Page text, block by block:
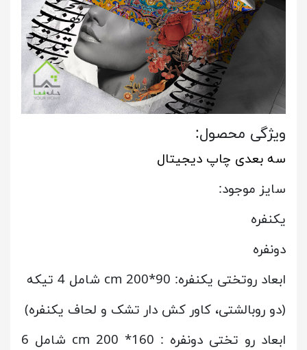
ویژگی محصول:
سه بعدی چاپ دیجیتال
سایز موجود:
یکنفره
دونفره
ابعاد روتختی یکنفره: 90*200 cm شامل 4 تیکه
(دو روبالشتی، کاور کش دار تشک و لحاف یکنفره)
ابعاد رو تختی دونفره : 160* 200 cm شامل 6